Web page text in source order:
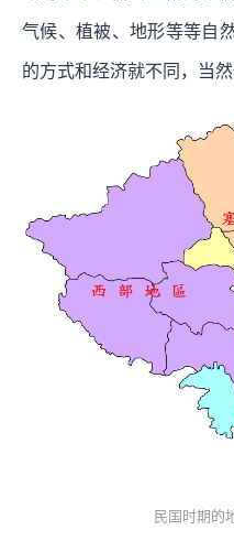
气候、植被、地形等等自
的方式和经济就不同，当
民国时期的